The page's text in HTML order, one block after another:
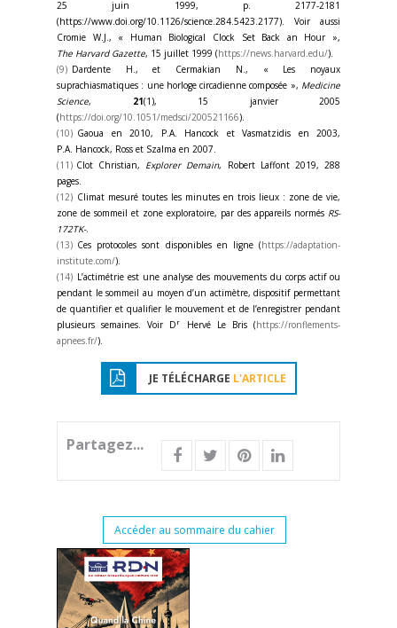
25 juin 1999, p. 2177-2181
(https://www.doi.org/10.1126/science.284.5423.2177). Voir aussi
Cromie W.J., « Human Biological Clock Set Back an Hour »,
The Harvard Gazette, 15 juillet 1999 (https://news.harvard.edu/).
(9) Dardente H., et Cermakian N., « Les noyaux
suprachiasmatiques : une horloge circadienne composée », Medicine
Science, 21(1), 15 janvier 2005
(https://doi.org/10.1051/medsci/200521166).
(10) Gaoua en 2010, P.A. Hancock et Vasmatzidis en 2003,
P.A. Hancock, Ross et Szalma en 2007.
(11) Clot Christian, Explorer Demain, Robert Laffont 2019, 288
pages.
(12) Climat mesuré toutes les minutes en trois lieux : zone de vie,
zone de sommeil et zone exploratoire, par des appareils normés RS-
172TK-.
(13) Ces protocoles sont disponibles en ligne (https://adaptation-
institute.com/).
(14) L’actimétrie est une analyse des mouvements du corps actif ou
pendant le sommeil au moyen d’un actimètre, dispositif permettant
de quantifier et qualifier le mouvement et de l’enregistrer pendant
plusieurs semaines. Voir D r Hervé Le Bris (https://ronflements-
apnees.fr/).
JE TÉLÉCHARGE L'ARTICLE
Partagez...
Accéder au sommaire du cahier